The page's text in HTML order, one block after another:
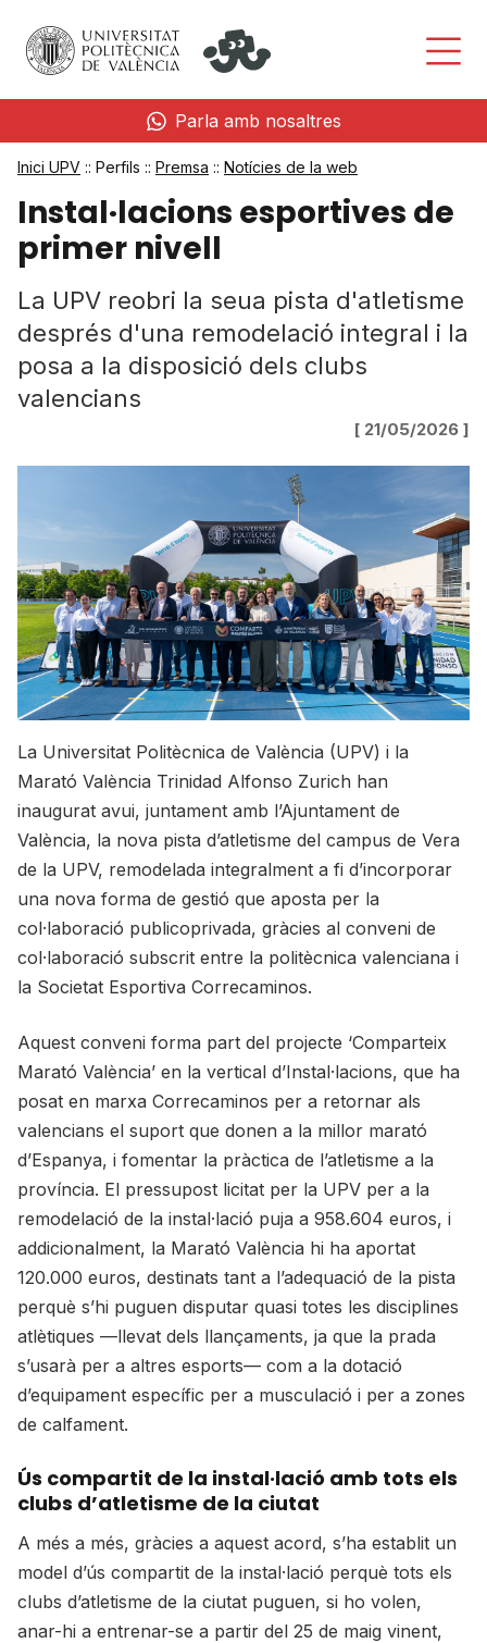
Parla amb nosaltres
Inici UPV :: Perfils :: Premsa :: Notícies de la web
Instal·lacions esportives de
primer nivell
La UPV reobri la seua pista d'atletisme
després d'una remodelació integral i la
posa a la disposició dels clubs
valencians
[ 21/05/2026 ]
La Universitat Politècnica de València (UPV) i la
Marató València Trinidad Alfonso Zurich han
inaugurat avui, juntament amb l’Ajuntament de
València, la nova pista d’atletisme del campus de Vera
de la UPV, remodelada integralment a fi d’incorporar
una nova forma de gestió que aposta per la
col·laboració publicoprivada, gràcies al conveni de
col·laboració subscrit entre la politècnica valenciana i
la Societat Esportiva Correcaminos.
Aquest conveni forma part del projecte ‘Comparteix
Marató València’ en la vertical d’Instal·lacions, que ha
posat en marxa Correcaminos per a retornar als
valencians el suport que donen a la millor marató
d’Espanya, i fomentar la pràctica de l’atletisme a la
província. El pressupost licitat per la UPV per a la
remodelació de la instal·lació puja a 958.604 euros, i
addicionalment, la Marató València hi ha aportat
120.000 euros, destinats tant a l’adequació de la pista
perquè s’hi puguen disputar quasi totes les disciplines
atlètiques —llevat dels llançaments, ja que la prada
s’usarà per a altres esports— com a la dotació
d’equipament específic per a musculació i per a zones
de calfament.
Ús compartit de la instal·lació amb tots els
clubs d’atletisme de la ciutat
A més a més, gràcies a aquest acord, s’ha establit un
model d’ús compartit de la instal·lació perquè tots els
clubs d’atletisme de la ciutat puguen, si ho volen,
anar-hi a entrenar-se a partir del 25 de maig vinent,